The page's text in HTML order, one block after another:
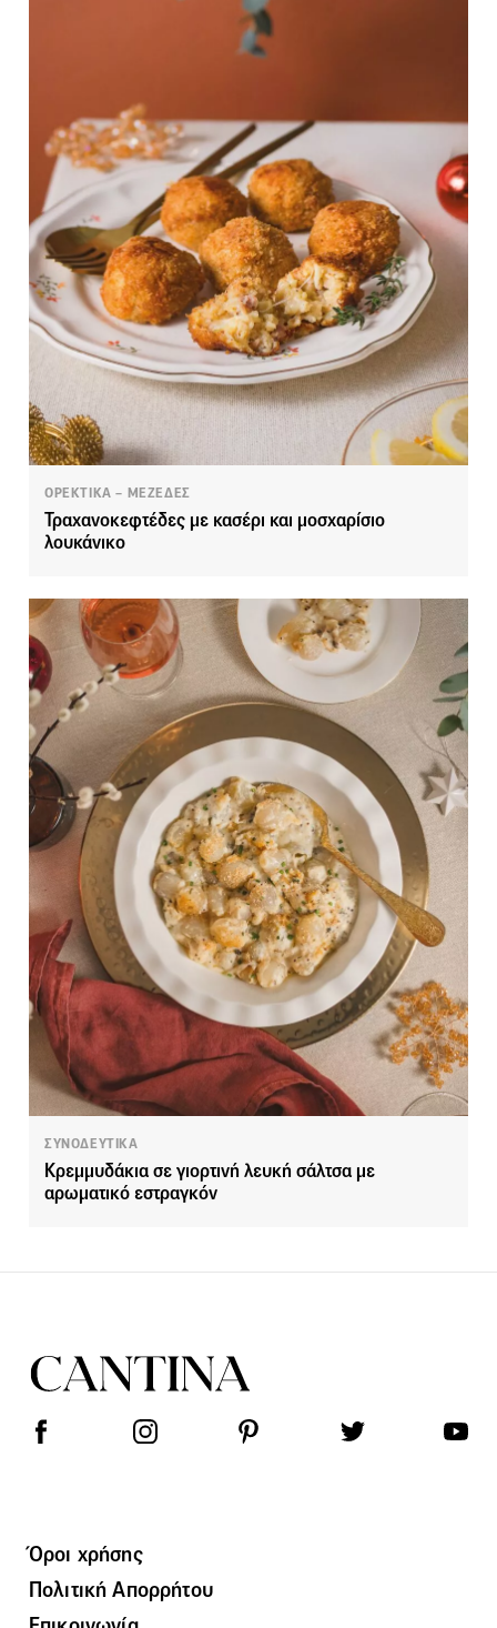
ΟΡΕΚΤΙΚΑ – ΜΕΖΕΔΕΣ
Τραχανοκεφτέδες με κασέρι και μοσχαρίσιο
λουκάνικο
ΣΥΝΟΔΕΥΤΙΚΑ
Κρεμμυδάκια σε γιορτινή λευκή σάλτσα με
αρωματικό εστραγκόν
Όροι χρήσης
Πολιτική Απορρήτου